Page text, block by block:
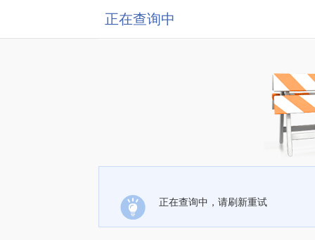
正在查询中
正在查询中，请刷新重试